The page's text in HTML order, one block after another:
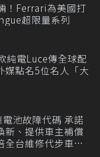
！Ferrari為美國打
超限量系列
純電Luce傳全球配
點名5位名人「大
池故障代碼 承諾
新、提供車主補償
全台維修代步車數